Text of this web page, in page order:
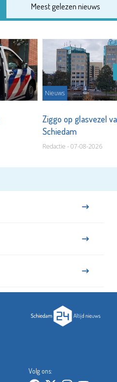
Meest gelezen nieuws
Nieuws
Ziggo op glasvezel
Schiedam
Redactie - 07-08-2026
Volg ons: